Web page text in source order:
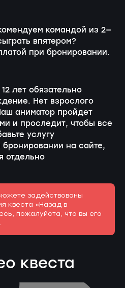
командой из 2—
впятером?
при бронировании.
лет обязательно
Нет взрослого
аниматор пройдет
и проследит, чтобы все
услугу
на сайте,
отдельно
задействованы
квеста «Назад в
пожалуйста, что вы его
квеста